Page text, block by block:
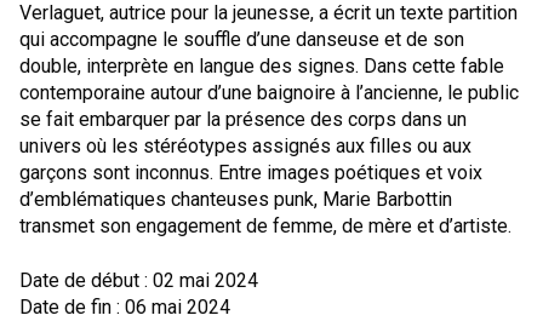
Verlaguet, autrice pour la jeunesse, a écrit un texte partition
qui accompagne le souffle d’une danseuse et de son
double, interprète en langue des signes. Dans cette fable
contemporaine autour d’une baignoire à l’ancienne, le public
se fait embarquer par la présence des corps dans un
univers où les stéréotypes assignés aux filles ou aux
garçons sont inconnus. Entre images poétiques et voix
d’emblématiques chanteuses punk, Marie Barbottin
transmet son engagement de femme, de mère et d’artiste.
Date de début : 02 mai 2024
Date de fin : 06 mai 2024